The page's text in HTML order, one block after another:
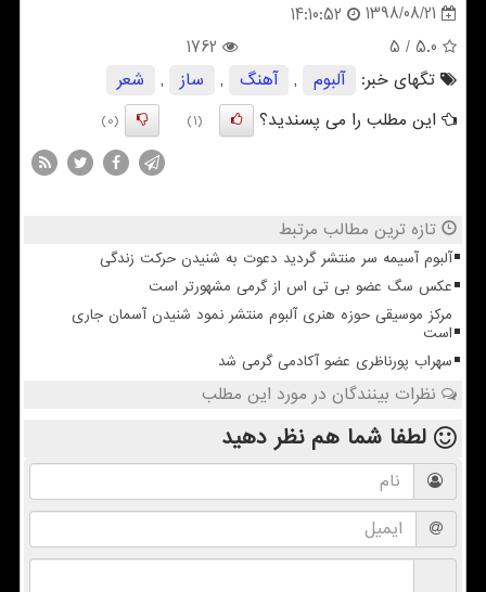
1398/08/21
14:10:52
5.0
/ 5
1762
تگهای خبر:
آلبوم , آهنگ , ساز ,
شعر
این مطلب را می پسندید؟
(1)
(0)
تازه ترین مطالب مرتبط
آلبوم آسیمه سر منتشر گردید دعوت به شنیدن حرکت زندگی
عکس سگ عضو بی تی اس از گرمی مشهورتر است
مرکز موسیقی حوزه هنری آلبوم منتشر نمود شنیدن آسمان جاری
است
سهراب پورناظری عضو آکادمی گرمی شد
نظرات بینندگان در مورد این مطلب
لطفا شما همنظر دهید